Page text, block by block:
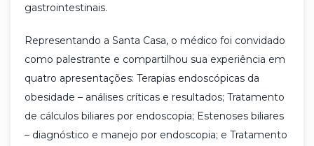
gastrointestinais.
Representando a Santa Casa, o médico foi convidado
como palestrante e compartilhou sua experiência em
quatro apresentações: Terapias endoscópicas da
obesidade – análises críticas e resultados; Tratamento
de cálculos biliares por endoscopia; Estenoses biliares
– diagnóstico e manejo por endoscopia; e Tratamento